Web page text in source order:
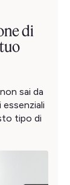
di
sai da
tipo di